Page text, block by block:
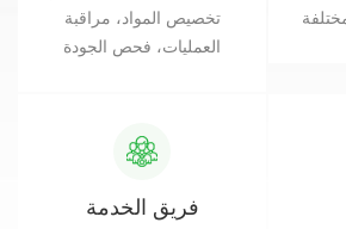
تخصيص المواد، مراقبة
العمليات، فحص الجودة
فريق الخدمة